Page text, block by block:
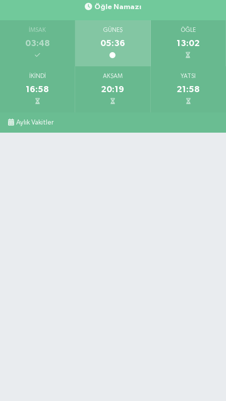
Öğle Namazı
İMSAK
03:48
GÜNEŞ
05:36
ÖĞLE
13:02
İKINDI
16:58
AKŞAM
20:19
YATSI
21:58
Aylık Vakitler